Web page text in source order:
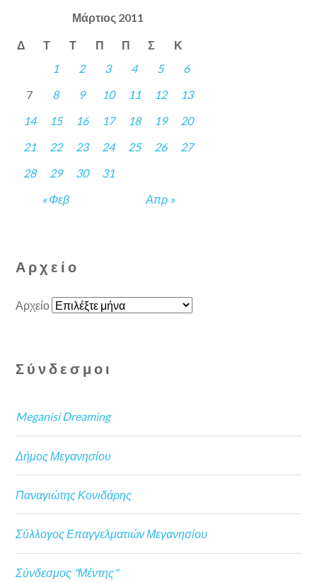
Μάρτιος 2011
Δ Τ Τ Π Π Σ Κ
« Φεβ Απρ »
1 2 3 4 5
6
7
8 9 10 11 12
13
14
15 16 17 18 19
20
21
22 23 24 25 26
27
28
29 30 31
Αρχείο
Αρχείο
Σύνδεσμοι
Meganisi Dreaming
Δήμος Μεγανησίου
Παναγιώτης Κονιδάρης
Σύλλογος Επαγγελματιών Μεγανησίου
Σύνδεσμος "Μέντης"